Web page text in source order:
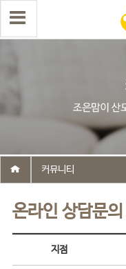
온라인 상담문의
커뮤니티
지점